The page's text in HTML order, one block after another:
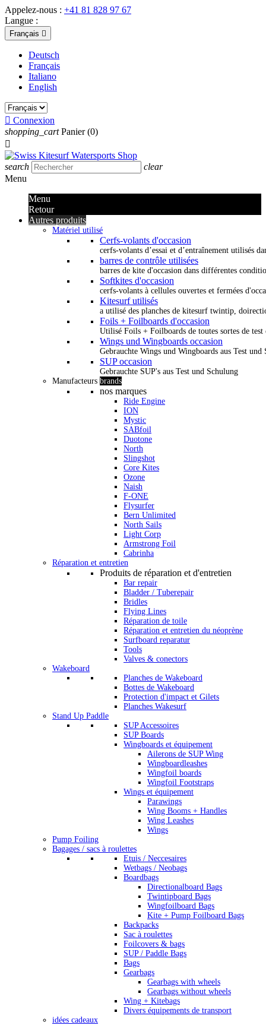
Appelez-nous : +41 81 828 97 67
Langue :
Français 
Deutsch
Français
Italiano
English
 Connexion
shopping_cart Panier (0)

search
clear
Menu
Menu
Retour
Autres produits
Matériel utilisé
Cerfs-volants d'occasion
cerfs-volants d’essai et d’entraînement utilisés
barres de contrôle utilisées
barres de kite d'occasion dans différentes
Softkites d'occasion
cerfs-volants à cellules ouvertes et fermées
Kitesurf utilisés
a utilisé des planches de kitesurf twintip,
Foils + Foilboards d'occasion
Utilisé Foils + Foilboards de toutes sortes de test
Wings und Wingboards occasion
Gebrauchte Wings und Wingboards aus Test und
SUP occasion
Gebrauchte SUP's aus Test und Schulung
Manufacteurs brands
nos marques
Ride Engine
ION
Mystic
SABfoil
Duotone
North
Slingshot
Core Kites
Ozone
Naish
F-ONE
Flysurfer
Bern Unlimited
North Sails
Light Corp
Armstrong Foil
Cabrinha
Réparation et entretien
Produits de réparation et d'entretien
Bar repair
Bladder / Tuberepair
Bridles
Flying Lines
Réparation de toile
Réparation et entretien du néoprène
Surfboard reparatur
Tools
Valves & conectors
Wakeboard
Planches de Wakeboard
Bottes de Wakeboard
Protection d'impact et Gilets
Planches Wakesurf
Stand Up Paddle
SUP Accessoires
SUP Boards
Wingboards et équipement
Ailerons de SUP Wing
Wingboardleashes
Wingfoil boards
Wingfoil Footstraps
Wings et équipement
Parawings
Wing Booms + Handles
Wing Leashes
Wings
Pump Foiling
Bagages / sacs à roulettes
Etuis / Neccesaires
Wetbags / Neobags
Boardbags
Directionalboard Bags
Twintipboard Bags
Wingfoilboard Bags
Kite + Pump Foilboard Bags
Backpacks
Sac à roulettes
Foilcovers & bags
SUP / Paddle Bags
Bags
Gearbags
Gearbags with wheels
Gearbags without wheels
Wing + Kitebags
Divers équipements de transport
idées cadeaux